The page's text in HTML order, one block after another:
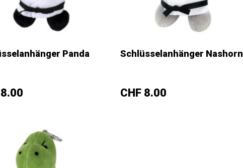
Panda Schlüsselanhänger Nashorn
Preis
CHF 8.00